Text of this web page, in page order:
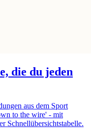
die du jeden
aus dem Sport
to the wire' - mit
Schnellübersichtstabelle.